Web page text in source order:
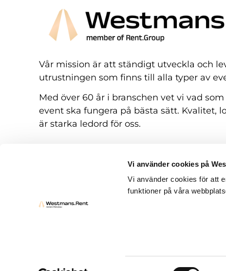
Vi använder cookies på
Vi använder cookies för att
funktioner på våra
Samtyckesval
Vår mission är att ständigt utveckla och
utrustningen som finns till alla typer av
Med över 60 år i branschen vet vi vad
event ska fungera på bästa sätt. Kvalitet,
är starka ledord för oss.